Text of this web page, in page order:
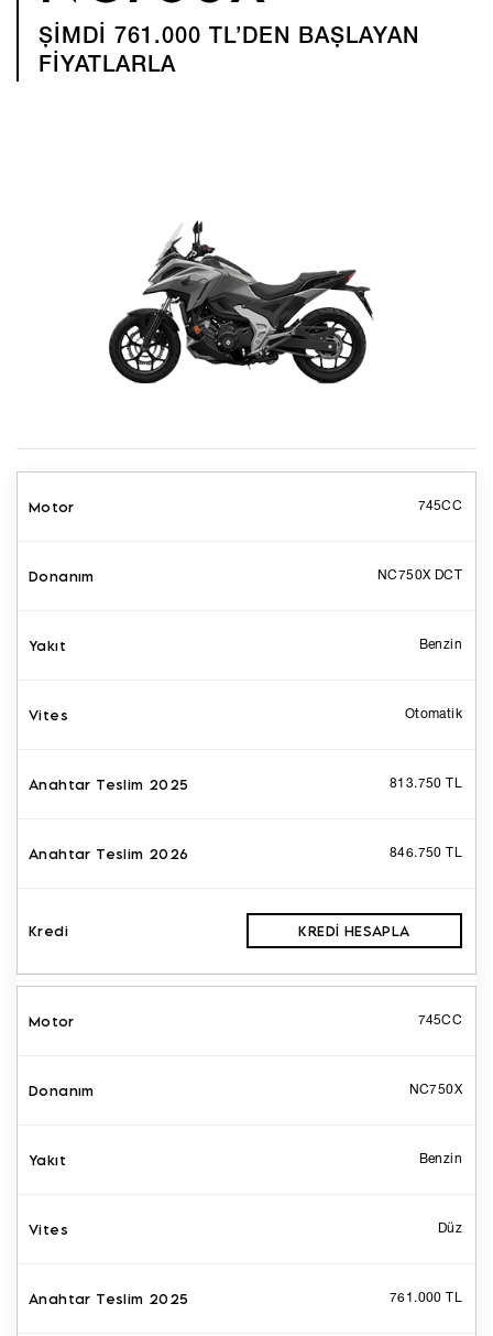
ŞİMDİ 761.000 TL’DEN BAŞLAYAN
FİYATLARLA
745CC
NC750X DCT
Benzin
Otomatik
813.750 TL
846.750 TL
KREDI HESAPLA
745CC
NC750X
Benzin
Düz
761.000 TL